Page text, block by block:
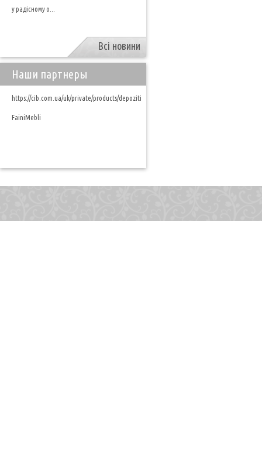
у радісному о...
Всі новини
Наши партнеры
https://cib.com.ua/uk/private/products/depoziti
FainiMebli